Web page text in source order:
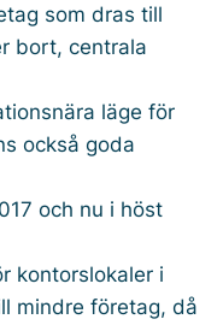
som dras till
bort, centrala
läge för
också goda
och nu i höst
kontorslokaler i
mindre företag, då